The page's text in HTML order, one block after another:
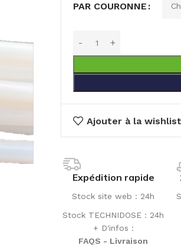
PAR COURONNE
Ajouter à la wishlist
Expédition rapide
Stock site web : 24h
Stock TECHNIDOSE : 24h
+ D'infos :
FAQS - Livraison